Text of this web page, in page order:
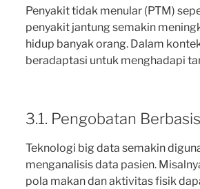
Penyakit tidak menular (PTM)
penyakit jantung semakin
hidup banyak orang. Dalam
beradaptasi untuk menghadapi
3.1. Pengobatan
Teknologi big data semakin
menganalisis data pasien.
pola makan dan aktivitas fisik